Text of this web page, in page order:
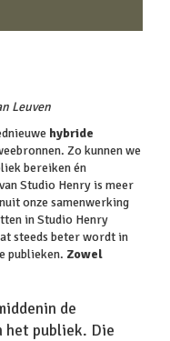
Leuven
hybride
Zo kunnen we
bereiken én
Studio Henry is meer
onze samenwerking
in Studio Henry
steeds beter wordt in
publieken. Zowel
de
het publiek. Die